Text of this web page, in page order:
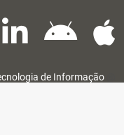
de Informação